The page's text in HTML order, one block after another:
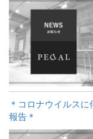
＊コロナウイルス
報告＊